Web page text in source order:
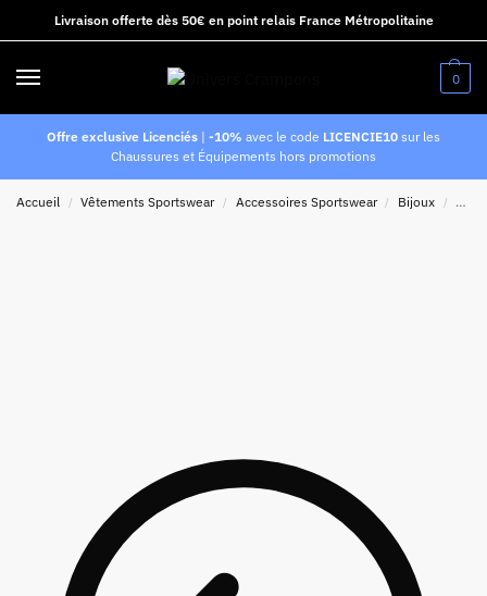
Livraison offerte dès 50€ en point relais France Métropolitaine
0
Offre exclusive Licenciés | -10% avec le code LICENCIE10 sur les
Chaussures et Équipements hors promotions
Accueil / Vêtements Sportswear / Accessoires Sportswear / Bijoux /